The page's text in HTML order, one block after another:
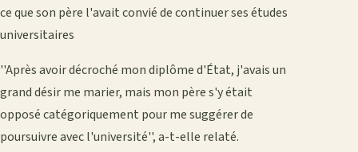
ce que son père l'avait convié de continuer ses études
universitaires
''Après avoir décroché mon diplôme d'État, j'avais un
grand désir me marier, mais mon père s'y était
opposé catégoriquement pour me suggérer de
poursuivre avec l'université'', a-t-elle relaté.